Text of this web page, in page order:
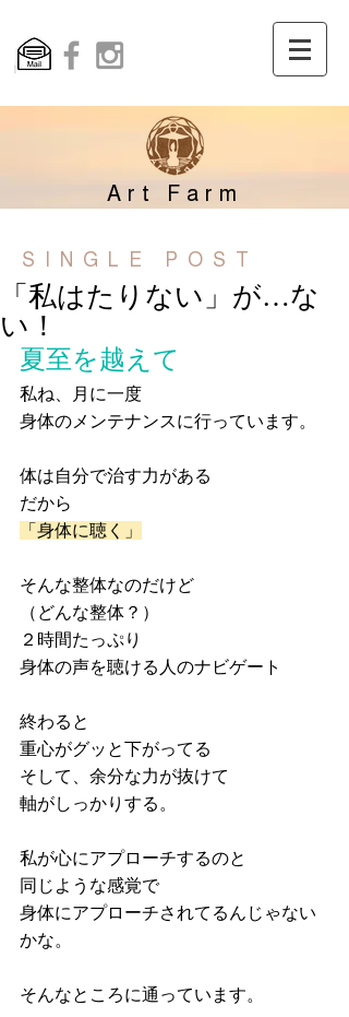
Art Farm
SINGLE POST
「私はたりない」が…な
い！
夏至を越えて
私ね、月に一度
身体のメンテナンスに行っています。
体は自分で治す力がある
だから
「身体に聴く」
そんな整体なのだけど
（どんな整体？）
２時間たっぷり
身体の声を聴ける人のナビゲート
終わると
重心がグッと下がってる
そして、余分な力が抜けて
軸がしっかりする。
私が心にアプローチするのと
同じような感覚で
身体にアプローチされてるんじゃない
かな。
そんなところに通っています。